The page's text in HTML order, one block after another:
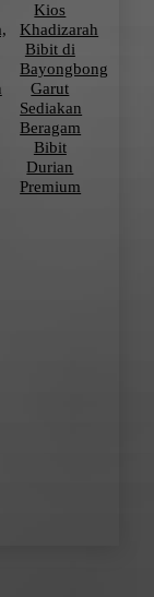
Kios
Khadizarah
Bibit di
Bayongbong
Garut
Sediakan
Beragam
Bibit
Durian
Premium